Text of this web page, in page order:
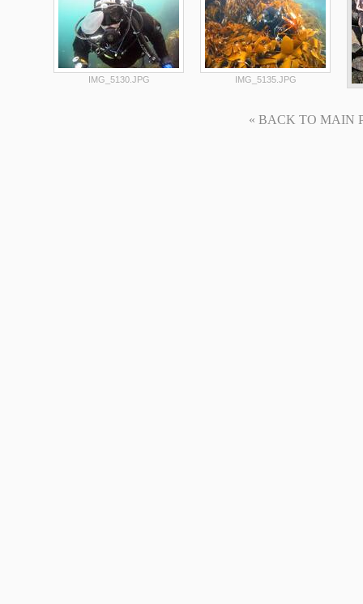
IMG_5130.JPG IMG_5135.JPG
« BACK TO MAIN